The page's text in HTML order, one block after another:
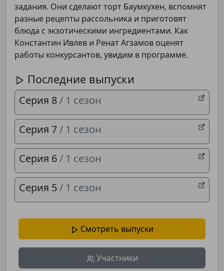
задания. Они сделают торт Баумкухен, вспомнят
разные рецепты рассольника и приготовят
блюда с экзотическими ингредиентами. Как
Константин Ивлев и Ренат Агзамов оценят
работы конкурсантов, увидим в программе.
Последние выпуски
Серия 8/ 1 сезон
Серия 7/ 1 сезон
Серия 6/ 1 сезон
Серия 5/ 1 сезон
Смотреть выпуски
Участники
Подписывайтесь на телеграм-канал.
каждую неделю.
Нас уже 5400